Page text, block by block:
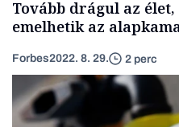
Tovább drágul az
emelhetik az
Forbes2022. 8. 29. 2 perc